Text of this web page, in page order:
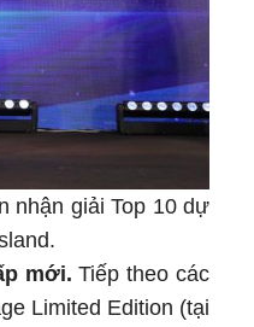
nhận giải Top 10 dự
mới. Tiếp theo các
Limited Edition (tại